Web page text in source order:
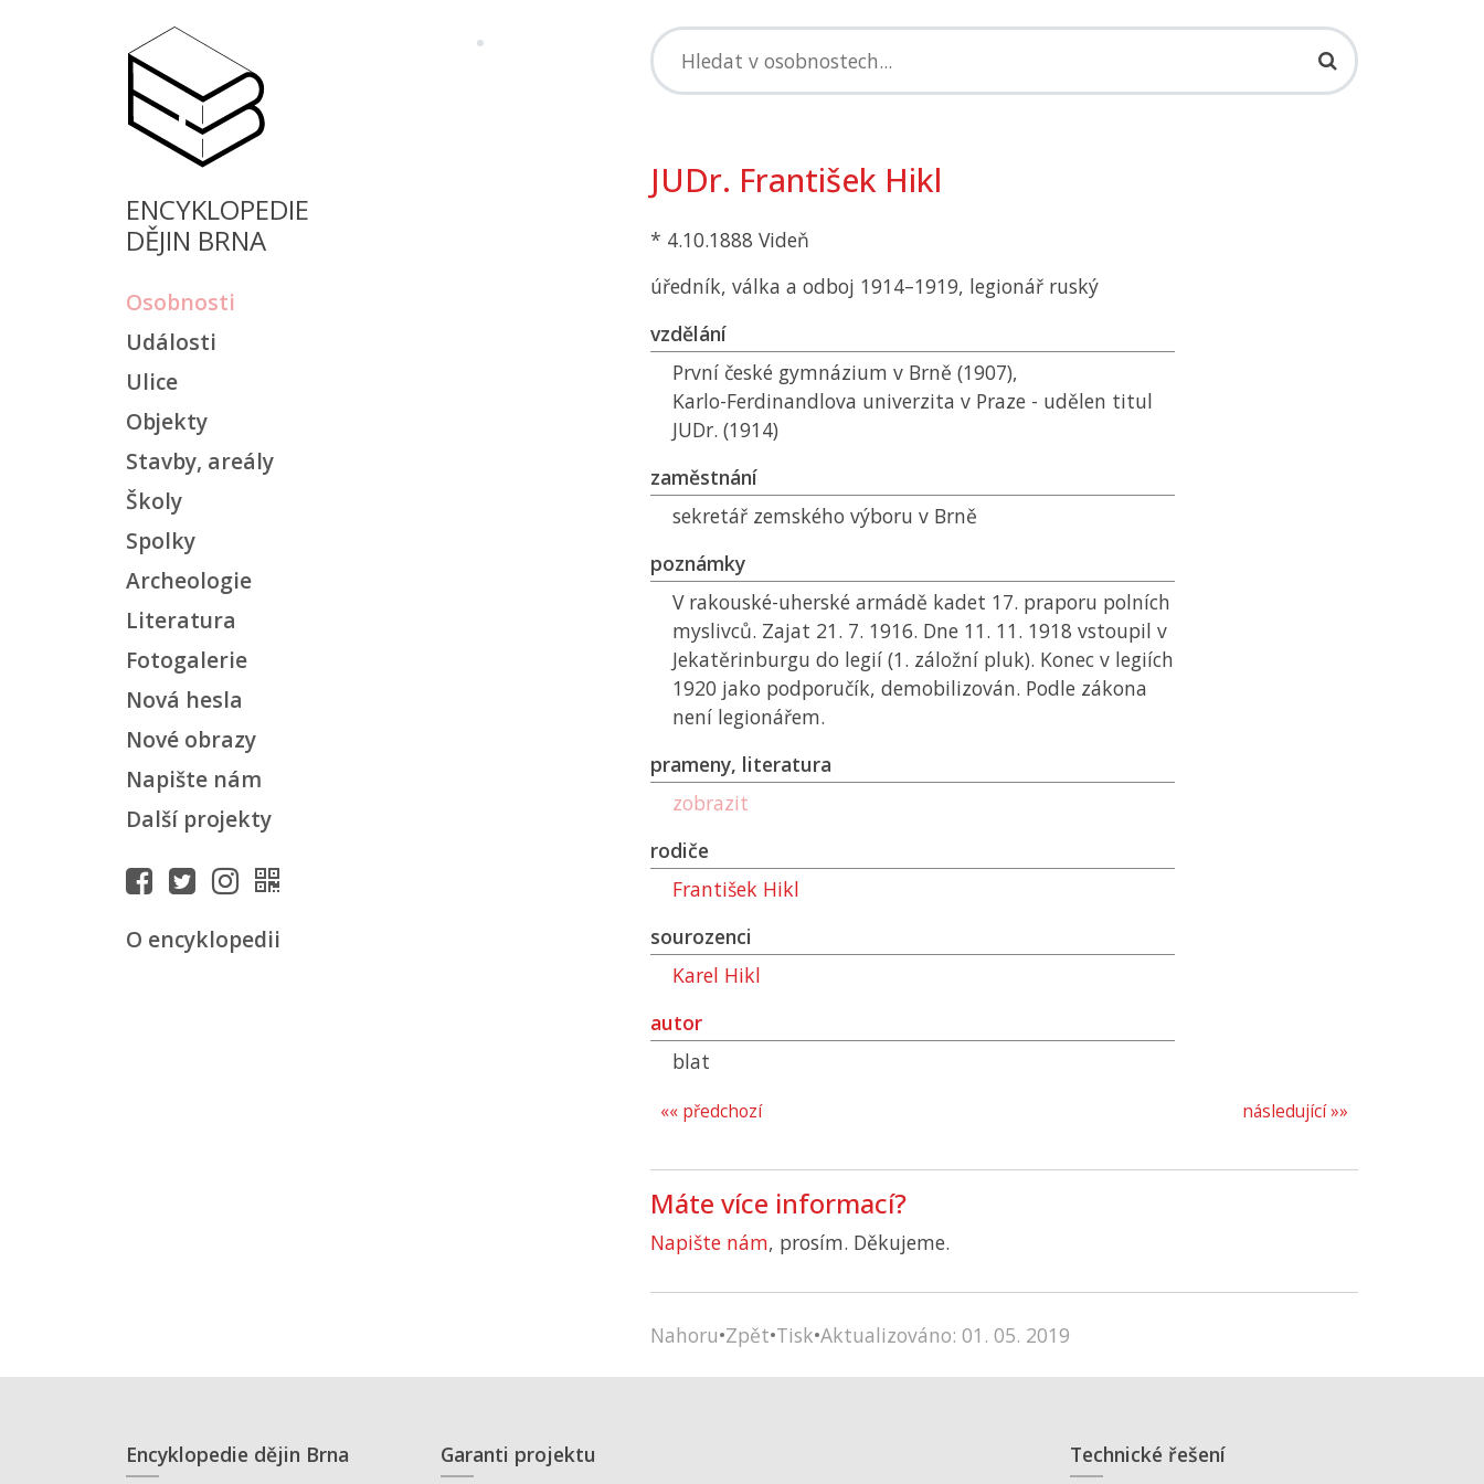
ENCYKLOPEDIE
DĚJIN BRNA
Osobnosti
Události
Ulice
Objekty
Stavby, areály
Školy
Spolky
Archeologie
Literatura
Fotogalerie
Nová hesla
Nové obrazy
Napište nám
Další projekty
O encyklopedii
JUDr. František Hikl
* 4.10.1888 Videň
úředník, válka a odboj 1914–1919, legionář ruský
vzdělání
První české gymnázium v Brně (1907),
Karlo-Ferdinandlova univerzita v Praze - udělen titul
JUDr. (1914)
zaměstnání
sekretář zemského výboru v Brně
poznámky
V rakouské-uherské armádě kadet 17. praporu polních
myslivců. Zajat 21. 7. 1916. Dne 11. 11. 1918 vstoupil v
Jekatěrinburgu do legií (1. záložní pluk). Konec v legiích
1920 jako podporučík, demobilizován. Podle zákona
není legionářem.
prameny, literatura
zobrazit
rodiče
František Hikl
sourozenci
Karel Hikl
autor
blat
následující »»
«« předchozí
Máte více informací?
Napište nám, prosím. Děkujeme.
Nahoru•Zpět•Tisk•Aktualizováno: 01. 05. 2019
Encyklopedie dějin Brna Garanti projektu Technické řešení